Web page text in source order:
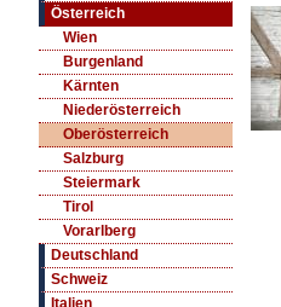
Österreich
Wien
Burgenland
Kärnten
Niederösterreich
Oberösterreich
Salzburg
Steiermark
Tirol
Vorarlberg
Deutschland
Schweiz
Italien